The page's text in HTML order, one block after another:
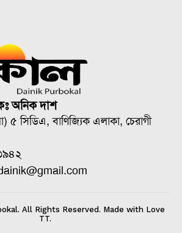
অনিক দাশ
সিডিএ, বাণিজ্যিক এলাকা, চেরাগী
All Rights Reserved. Made with Love
TT.